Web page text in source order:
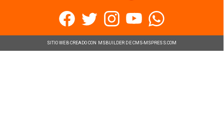
SITIO WEB CREADO CON MSBUILDER DE CMS-MSPRESS.COM